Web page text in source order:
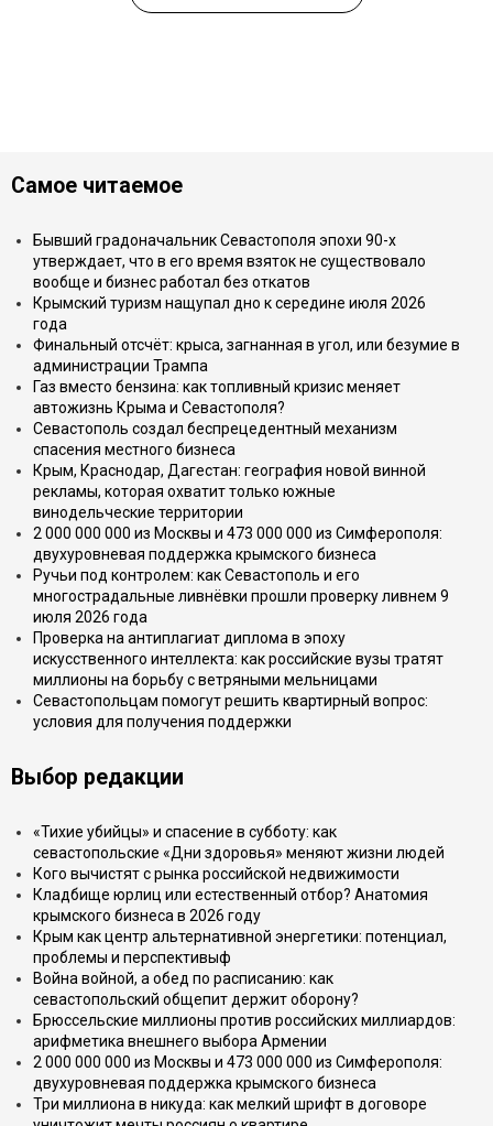
Самое читаемое
Бывший градоначальник Севастополя эпохи 90-х
утверждает, что в его время взяток не существовало
вообще и бизнес работал без откатов
Крымский туризм нащупал дно к середине июля 2026
года
Финальный отсчёт: крыса, загнанная в угол, или безумие в
администрации Трампа
Газ вместо бензина: как топливный кризис меняет
автожизнь Крыма и Севастополя?
Севастополь создал беспрецедентный механизм
спасения местного бизнеса
Крым, Краснодар, Дагестан: география новой винной
рекламы, которая охватит только южные
винодельческие территории
2 000 000 000 из Москвы и 473 000 000 из Симферополя:
двухуровневая поддержка крымского бизнеса
Ручьи под контролем: как Севастополь и его
многострадальные ливнёвки прошли проверку ливнем 9
июля 2026 года
Проверка на антиплагиат диплома в эпоху
искусственного интеллекта: как российские вузы тратят
миллионы на борьбу с ветряными мельницами
Севастопольцам помогут решить квартирный вопрос:
условия для получения поддержки
Выбор редакции
«Тихие убийцы» и спасение в субботу: как
севастопольские «Дни здоровья» меняют жизни людей
Кого вычистят с рынка российской недвижимости
Кладбище юрлиц или естественный отбор? Анатомия
крымского бизнеса в 2026 году
Крым как центр альтернативной энергетики: потенциал,
проблемы и перспективыф
Война войной, а обед по расписанию: как
севастопольский общепит держит оборону?
Брюссельские миллионы против российских миллиардов:
арифметика внешнего выбора Армении
2 000 000 000 из Москвы и 473 000 000 из Симферополя:
двухуровневая поддержка крымского бизнеса
Три миллиона в никуда: как мелкий шрифт в договоре